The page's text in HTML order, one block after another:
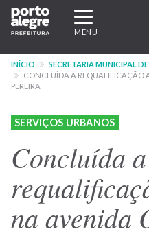
Pular
para
conteúdo
principal
Expandir/
navegação
MENU
INÍCIO
SECRETARIA MUNICIPAL
CONCLUÍDA A REQUALIFICAÇÃO
PEREIRA
SERVIÇOS URBANOS
Concluída a
na avenida